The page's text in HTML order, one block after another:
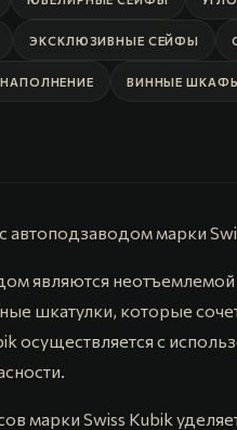
ЭКСКЛЮЗИВНЫЕ СЕЙФЫ
НАПОЛНЕНИЕ ВИННЫЕ
автоподзаводом марки
являются
шкатулки, которые
осуществляется с
марки Swiss Kubik